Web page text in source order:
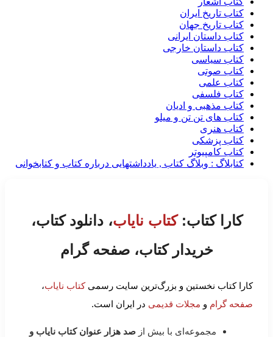
کتاب تاریخ ایران
کتاب تاریخ جهان
کتاب داستان ایرانی
کتاب داستان خارجی
کتاب سیاسی
کتاب صوتی
کتاب علمی
کتاب فلسفی
کتاب مذهبی و ادیان
کتاب های تن تن و میلو
کتاب هنری
کتاب پزشکی
کتاب کامپیوتر
کتابلاگ : وبلاگ کتاب , یادداشتهایی درباره کتاب و کتابخوانی
کارا کتاب:کتاب نایاب، دانلود کتاب،
خریدار کتاب، صفحه گرام
کارا کتاب نخستین و بزرگ‌ترین سایت رسمیکتاب نایاب،
صفحه گرام و مجلات قدیمی در ایران است.
مجموعه‌ای با بیش از صد هزار عنوان کتاب نایاب و